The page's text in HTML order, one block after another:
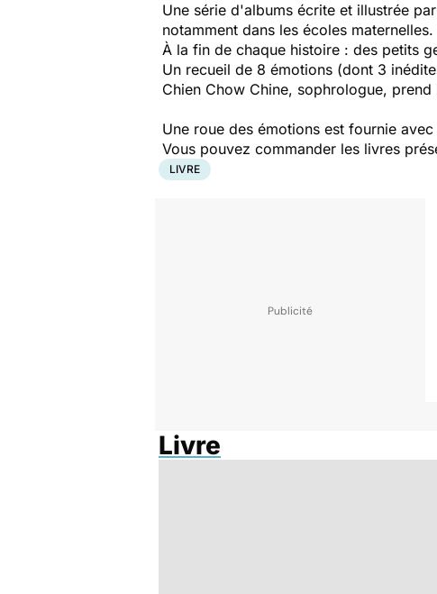
Une série d'albums écrite et illustrée
notamment dans les écoles
À la fin de chaque histoire : des petits
Un recueil de 8 émotions (dont 3
Chien Chow Chine, sophrologue,
Une roue des émotions est fournie
Vous pouvez commander les livres
LIVRE
Livre